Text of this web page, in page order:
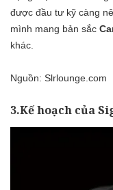
được đầu tư kỹ càng
mình mang bản sắc
khác.
Nguồn: Slrlounge.com
3.Kế hoạch của